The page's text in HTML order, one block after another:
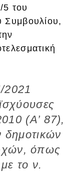
5 του
Συμβουλίου,
2021
(Α’ 87),
όπως
το ν.